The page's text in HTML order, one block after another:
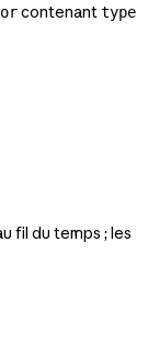
contenanttype
fil du temps ; les